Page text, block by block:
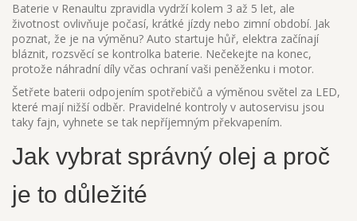
Baterie v Renaultu zpravidla vydrží kolem 3 až 5 let, ale
životnost ovlivňuje počasí, krátké jízdy nebo zimní období. Jak
poznat, že je na výměnu? Auto startuje hůř, elektra začínají
bláznit, rozsvěcí se kontrolka baterie. Nečekejte na konec,
protože náhradní díly včas ochraní vaši peněženku i motor.
Šetřete baterii odpojením spotřebičů a výměnou světel za LED,
které mají nižší odběr. Pravidelné kontroly v autoservisu jsou
taky fajn, vyhnete se tak nepříjemným překvapením.
Jak vybrat správný olej a proč
je to důležité